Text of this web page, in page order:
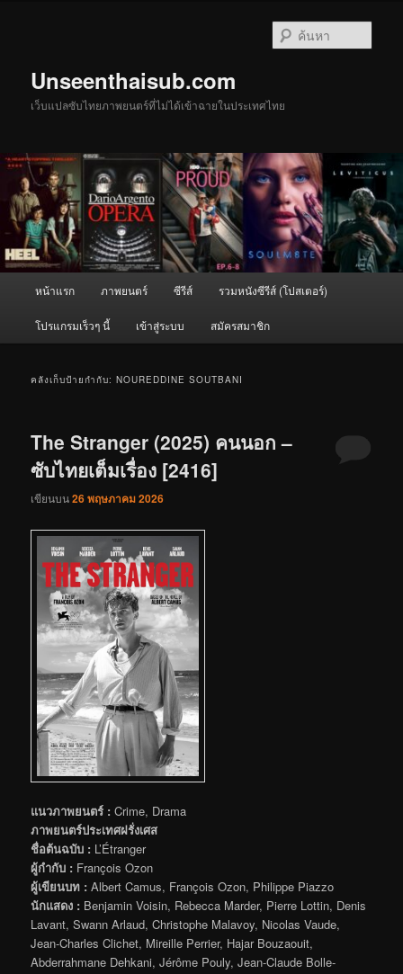
Unseenthaisub.com
เว็บแปลซับไทยภาพยนตร์ที่ไม่ได้เข้าฉายในประเทศไทย
หน้าแรก ภาพยนตร์ ซีรีส์ รวมหนังซีรีส์ (โปสเตอร์)
โปรแกรมเร็วๆ นี้ เข้าสู่ระบบ สมัครสมาชิก
คลังเก็บป้ายกำกับ:NOUREDDINE SOUTBANI
The Stranger (2025) คนนอก –
ซับไทยเต็มเรื่อง [2416]
เขียนบน26 พฤษภาคม 2026
แนวภาพยนตร์ : Crime, Drama
ภาพยนตร์ประเทศฝรั่งเศส
ชื่อต้นฉบับ : L’Étranger
ผู้กำกับ : François Ozon
ผู้เขียนบท : Albert Camus, François Ozon, Philippe Piazzo
นักแสดง : Benjamin Voisin, Rebecca Marder, Pierre Lottin, Denis
Lavant, Swann Arlaud, Christophe Malavoy, Nicolas Vaude,
Jean-Charles Clichet, Mireille Perrier, Hajar Bouzaouit,
Abderrahmane Dehkani, Jérôme Pouly, Jean-Claude Bolle-